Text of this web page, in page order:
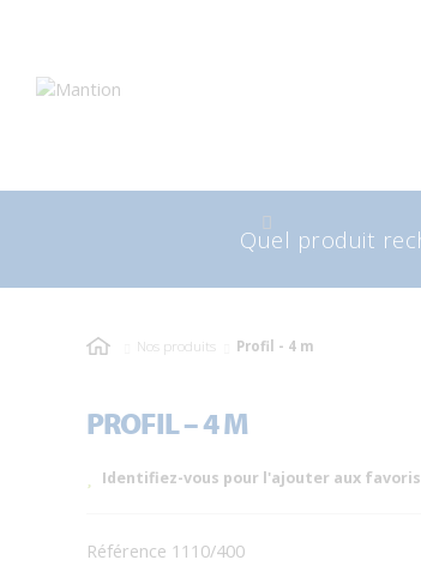
Aller
Aller
Nos produits Profil - 4 m
PROFIL – 4 M
Identifiez-vous pour l'ajouter aux favoris
Référence 1110/400